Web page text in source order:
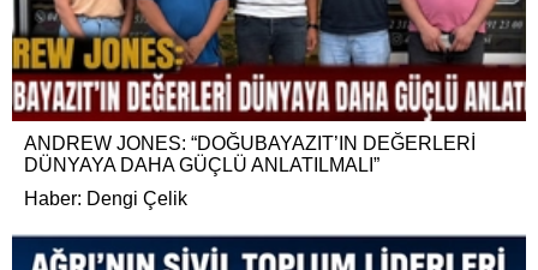
ANDREW JONES: “DOĞUBAYAZIT’IN DEĞERLERİ
DÜNYAYA DAHA GÜÇLÜ ANLATILMALI”
Haber: Dengi Çelik